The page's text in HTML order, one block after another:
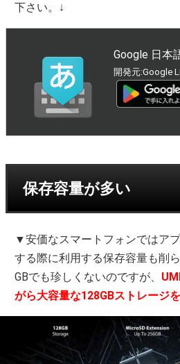
下さい。↓
Google 日本
開発元:Google
保存容量が多い
▼安価なスマートフォンではア
する際に利用する保存容量も削
GBでも珍しくないのですが、
がら大容量な128GBストレージを